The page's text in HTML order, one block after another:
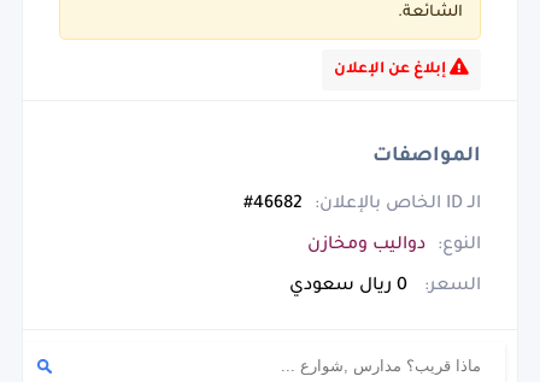
الشائعة.
إبلاغ عن الإعلان
المواصفات
الـ ID الخاص بالإعلان: 46682#
النوع: دواليب ومخازن
السعر: